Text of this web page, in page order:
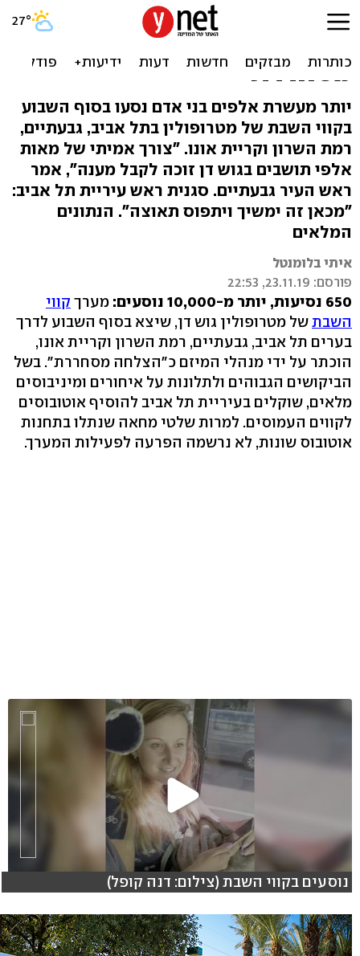
יותר מ-10,000 נוסעים,
כ-650 נסיעות: "הצלחה
מסחררת"
יותר מעשרת אלפים בני אדם נסעו בסוף השבוע
בקווי השבת של מטרופולין בתל אביב, גבעתיים,
רמת השרון וקריית אונו. "צורך אמיתי של מאות
אלפי תושבים בגוש דן זוכה לקבל מענה", אמר
ראש העיר גבעתיים. סגנית ראש עיריית תל אביב:
"מכאן זה ימשיך ויתפוס תאוצה". הנתונים
המלאים
איתי בלומנטל
פורסם: 23.11.19, 22:53
650 נסיעות, יותר מ-10,000 נוסעים: מערך קווי
השבתשל מטרופולין גוש דן, שיצא בסוף השבוע לדרך
בערים תל אביב, גבעתיים, רמת השרון וקריית אונו,
הוכתר על ידי מנהלי המיזם כ"הצלחה מסחררת". בשל
הביקושים הגבוהים ולתלונות על איחורים ומיניבוסים
מלאים, שוקלים בעיריית תל אביב להוסיף אוטובוסים
לקווים העמוסים. למרות שלטי מחאה שנתלו בתחנות
אוטובוס שונות, לא נרשמה הפרעה לפעילות המערך.
נוסעים בקווי השבת (צילום: דנה קופל)